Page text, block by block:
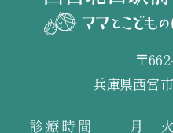
〒
兵庫県西宮